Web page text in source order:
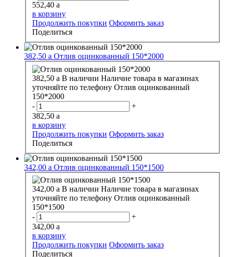
552,40 a
в корзину
Продолжить покупки Оформить заказ
Поделиться
382,50 a Отлив оцинкованный 150*2000
382,50 a В наличии Наличие товара в магазинах
уточняйте по телефону Отлив оцинкованный
150*2000
-
+
382,50 a
в корзину
Продолжить покупки Оформить заказ
Поделиться
342,00 a Отлив оцинкованный 150*1500
342,00 a В наличии Наличие товара в магазинах
уточняйте по телефону Отлив оцинкованный
150*1500
-
+
342,00 a
в корзину
Продолжить покупки Оформить заказ
Поделиться